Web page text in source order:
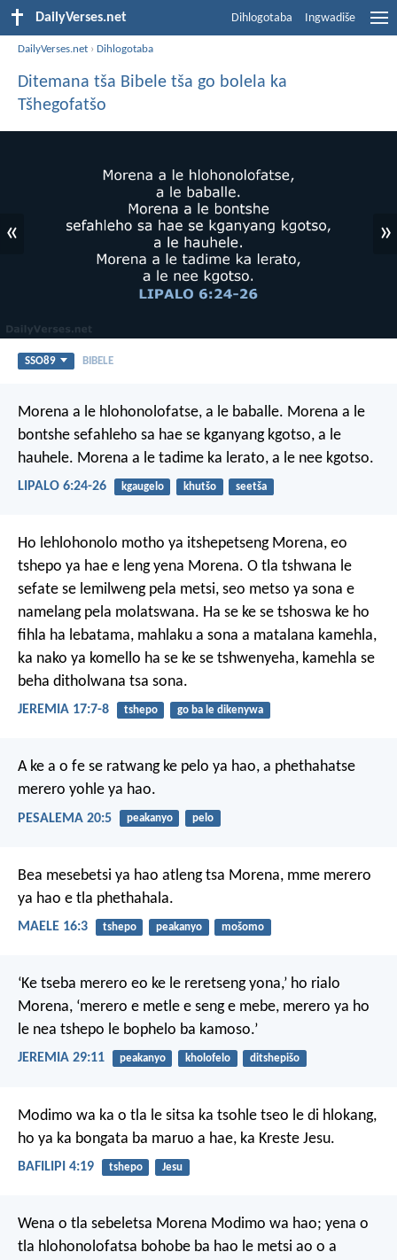
DailyVerses.net Dihlogotaba Ingwadiše
DailyVerses.net ›Dihlogotaba
Ditemana tša Bibele tša go bolela ka
Tšhegofatšo
« »
SSO89 BIBELE
Morena a le hlohonolofatse, a le baballe. Morena a le
bontshe sefahleho sa hae se kganyang kgotso, a le
hauhele. Morena a le tadime ka lerato, a le nee kgotso.
LIPALO 6:24-26 kgaugelo khutšo seetša
Ho lehlohonolo motho ya itshepetseng Morena, eo
tshepo ya hae e leng yena Morena. O tla tshwana le
sefate se lemilweng pela metsi, seo metso ya sona e
namelang pela molatswana. Ha se ke se tshoswa ke ho
fihla ha lebatama, mahlaku a sona a matalana kamehla,
ka nako ya komello ha se ke se tshwenyeha, kamehla se
beha ditholwana tsa sona.
JEREMIA 17:7-8 tshepo go ba le dikenywa
A ke a o fe se ratwang ke pelo ya hao, a phethahatse
merero yohle ya hao.
PESALEMA 20:5 peakanyo pelo
Bea mesebetsi ya hao atleng tsa Morena, mme merero
ya hao e tla phethahala.
MAELE 16:3 tshepo peakanyo mošomo
‘Ke tseba merero eo ke le reretseng yona,’ ho rialo
Morena, ‘merero e metle e seng e mebe, merero ya ho
le nea tshepo le bophelo ba kamoso.’
JEREMIA 29:11 peakanyo kholofelo ditshepišo
Modimo wa ka o tla le sitsa ka tsohle tseo le di hlokang,
ho ya ka bongata ba maruo a hae, ka Kreste Jesu.
BAFILIPI 4:19 tshepo Jesu
Wena o tla sebeletsa Morena Modimo wa hao; yena o
tla hlohonolofatsa bohobe ba hao le metsi ao o a